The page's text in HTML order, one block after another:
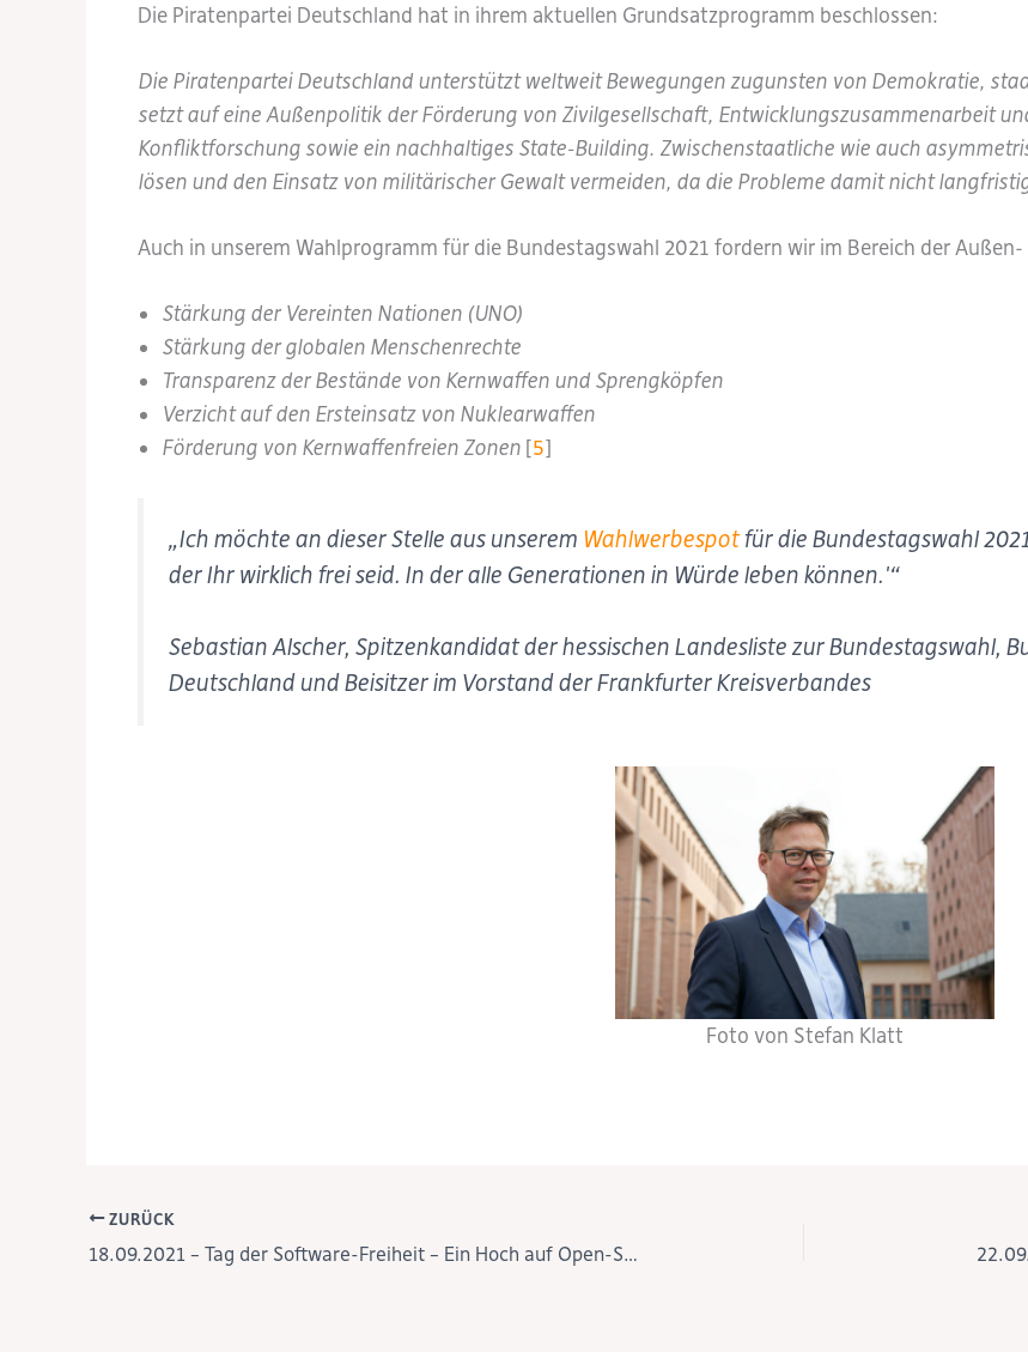
Die Piratenpartei Deutschland hat in ihrem aktuellen Grundsatzprogramm beschlossen:
Die Piratenpartei Deutschland unterstützt weltweit Bewegungen zugunsten von Demokratie,
setzt auf eine Außenpolitik der Förderung von Zivilgesellschaft, Entwicklungszusammenarbeit
Konfliktforschung sowie ein nachhaltiges State-Building. Zwischenstaatliche wie auch
lösen und den Einsatz von militärischer Gewalt vermeiden, da die Probleme damit nicht
Auch in unserem Wahlprogramm für die Bundestagswahl 2021 fordern wir im Bereich der
Stärkung der Vereinten Nationen (UNO)
Stärkung der globalen Menschenrechte
Transparenz der Bestände von Kernwaffen und Sprengköpfen
Verzicht auf den Ersteinsatz von Nuklearwaffen
Förderung von Kernwaffenfreien Zonen[5]
„Ich möchte an dieser Stelle aus unserem Wahlwerbespotfür die Bundestagswahl
der Ihr wirklich frei seid. In der alle Generationen in Würde leben können.'“
Sebastian Alscher, Spitzenkandidat der hessischen Landesliste zur Bundestagswahl,
Deutschland und Beisitzer im Vorstand der Frankfurter Kreisverbandes
Foto von Stefan Klatt
ZURÜCK
18.09.2021 – Tag der Software-Freiheit – Ein Hoch auf Open-Source-Technologien!